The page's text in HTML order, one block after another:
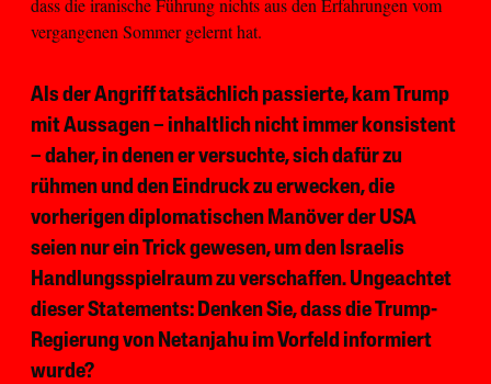
vergangenen Sommer gelernt hat.
Als der Angriff tatsächlich passierte, kam Trump
mit Aussagen – inhaltlich nicht immer konsistent
– daher, in denen er versuchte, sich dafür zu
rühmen und den Eindruck zu erwecken, die
vorherigen diplomatischen Manöver der USA
seien nur ein Trick gewesen, um den Israelis
Handlungsspielraum zu verschaffen. Ungeachtet
dieser Statements: Denken Sie, dass die Trump-
Regierung von Netanjahu im Vorfeld informiert
wurde?